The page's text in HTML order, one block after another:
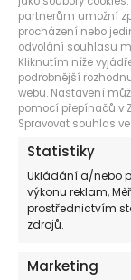
partnerům umožní
procházení nebo
odvolání souhlasu
Kliknutím níže
podrobnější
webu. Nastavení
pomocí přepínačů v
Spravovat souhlas
Statistiky
Ukládání a/nebo
výkonu reklam,
prostřednictvím
zdrojů.
Marketing
Stejně jako jakékoli
údržbu, aby
může mít delší
ZAJIŠTĚNÍ
V zimních měsících
nejefektivněji. Servis
pracuje na svém
a útulný.